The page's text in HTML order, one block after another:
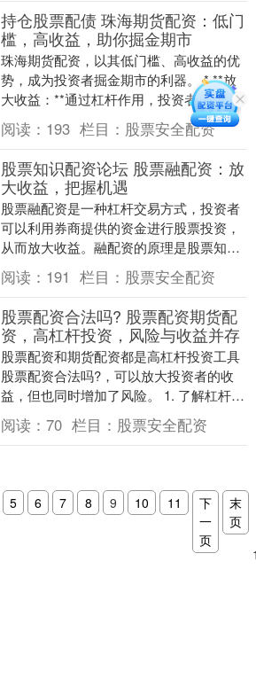
持仓股票配债 珠海期货配资：低门
槛，高收益，助你掘金期市
珠海期货配资，以其低门槛、高收益的优
势，成为投资者掘金期市的利器。 * **放
大收益：**通过杠杆作用，投资者可以获
得更高的投资收益。 **低门槛：** 珠海
期....
阅读： 193 栏目： 股票安全配资
股票知识配资论坛 股票融配资：放
大收益，把握机遇
股票融配资是一种杠杆交易方式，投资者
可以利用券商提供的资金进行股票投资，
从而放大收益。融配资的原理是股票知识
配资论坛，投资者向券商缴纳一定比例的
保证金，券商提供....
阅读： 191 栏目： 股票安全配资
股票配资合法吗? 股票配资期货配
资，高杠杆投资，风险与收益并存
股票配资和期货配资都是高杠杆投资工具
股票配资合法吗?，可以放大投资者的收
益，但也同时增加了风险。 1. 了解杠杆比
例：杠杆比例是指投资者可以通过借款进
行股票交易....
阅读： 70 栏目： 股票安全配资
5 6 7 8 9 10 11
下
一
页
末
页